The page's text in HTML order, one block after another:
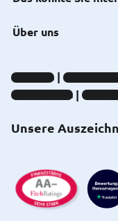
Über uns
Unsere
Impressum Datenschutz-
Barrierefreiheit
Cookie-